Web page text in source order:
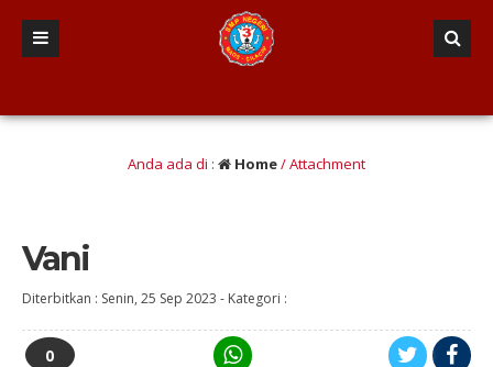
Anda ada di : Home/ Attachment
Vani
Diterbitkan : Senin, 25 Sep 2023 - Kategori :
0